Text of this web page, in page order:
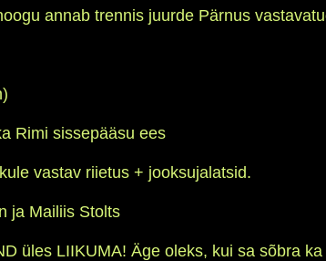
annab trennis juurde Pärnus
Rimi sissepääsu ees
vastav riietus + jooksujalatsid.
ja Mailiis Stolts
üles LIIKUMA! Äge oleks, kui sa sõbra